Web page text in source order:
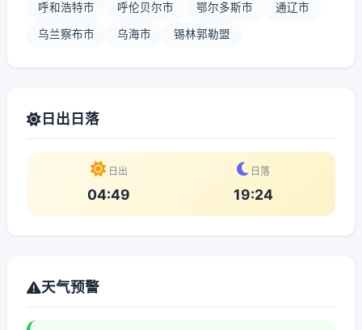
呼和浩特市 呼伦贝尔市 鄂尔多斯市 通辽市
乌兰察布市 乌海市 锡林郭勒盟
日出日落
日出
04:49
日落
19:24
天气预警